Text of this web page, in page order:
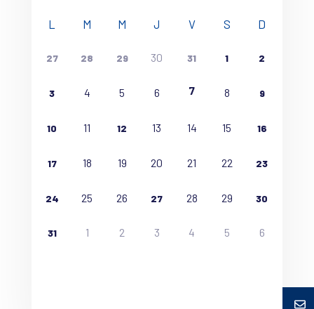
L M M J V S D
27 28 29 30 31 1 2
3 4 5 6 7 8 9
10 11 12 13 14 15 16
17 18 19 20 21 22 23
24 25 26 27 28 29 30
31 1 2 3 4 5 6